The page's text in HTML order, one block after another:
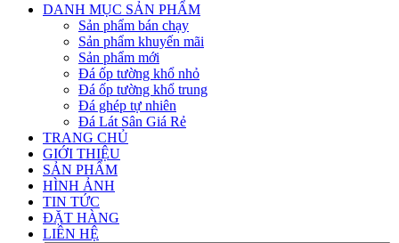
DANH MỤC SẢN PHẨM
Sản phẩm bán chạy
Sản phẩm khuyến mãi
Sản phẩm mới
Đá ốp tường khổ nhỏ
Đá ốp tường khổ trung
Đá ghép tự nhiên
Đá Lát Sân Giá Rẻ
TRANG CHỦ
GIỚI THIỆU
SẢN PHẨM
HÌNH ẢNH
TIN TỨC
ĐẶT HÀNG
LIÊN HỆ